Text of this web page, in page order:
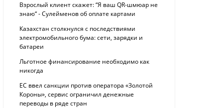
Взрослый клиент скажет: “Я ваш QR-шмюар не
знаю“ - Сулейменов об оплате картами
Казахстан столкнулся с последствиями
электромобильного бума: сети, зарядки и
батареи
Льготное финансирование необходимо как
никогда
ЕС ввел санкции против оператора «Золотой
Короны», сервис ограничил денежные
переводы в ряде стран